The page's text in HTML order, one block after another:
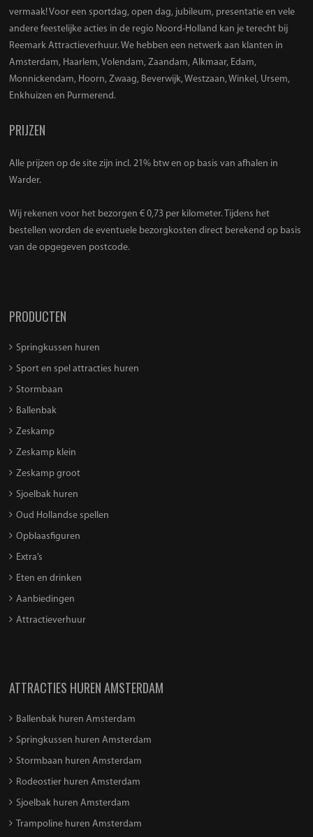
vermaak! Voor een sportdag, open dag, jubileum, presentatie en vele
andere feestelijke acties in de regio Noord-Holland kan je terecht bij
Reemark Attractieverhuur. We hebben een netwerk aan klanten in
Amsterdam, Haarlem, Volendam, Zaandam, Alkmaar, Edam,
Monnickendam, Hoorn, Zwaag, Beverwijk, Westzaan, Winkel, Ursem,
Enkhuizen en Purmerend.
PRIJZEN
Alle prijzen op de site zijn incl. 21% btw en op basis van afhalen in
Warder.
Wij rekenen voor het bezorgen € 0,73 per kilometer. Tijdens het
bestellen worden de eventuele bezorgkosten direct berekend op basis
van de opgegeven postcode.
PRODUCTEN
Springkussen huren
Sport en spel attracties huren
Stormbaan
Ballenbak
Zeskamp
Zeskamp klein
Zeskamp groot
Sjoelbak huren
Oud Hollandse spellen
Opblaasfiguren
Extra’s
Eten en drinken
Aanbiedingen
Attractieverhuur
ATTRACTIES HUREN AMSTERDAM
Ballenbak huren Amsterdam
Springkussen huren Amsterdam
Stormbaan huren Amsterdam
Rodeostier huren Amsterdam
Sjoelbak huren Amsterdam
Trampoline huren Amsterdam